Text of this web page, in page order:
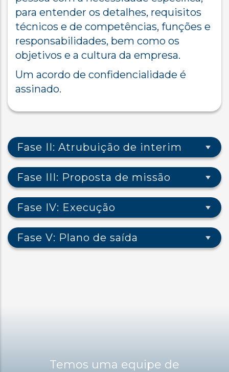
para entender os detalhes, requisitos
técnicos e de competências, funções e
responsabilidades, bem como os
objetivos e a cultura da empresa.
Um acordo de confidencialidade é
assinado.
Fase II: Atrubuição de interim
Fase III: Proposta de missão
Fase IV: Execução
Fase V: Plano de saída
Temos uma equipe de